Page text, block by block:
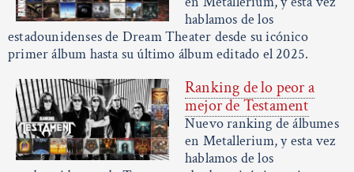
hablamos de los
estadounidenses de Dream Theater desde su icónico
primer álbum hasta su último álbum editado el 2025.
Ranking de lo peor a
mejor de Testament
Nuevo ranking de álbumes
en Metallerium, y esta vez
hablamos de los